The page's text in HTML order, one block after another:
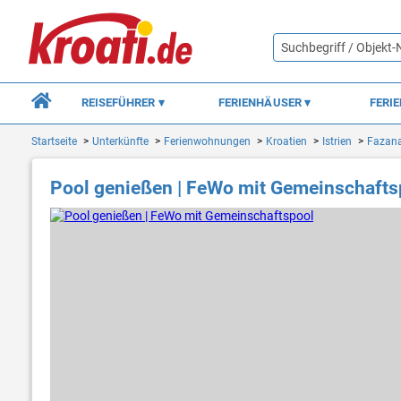
REISEFÜHRER FERIENHÄUSER
Startseite Unterkünfte Ferienwohnungen Kroatien Istrien
Pool genießen | FeWo mit